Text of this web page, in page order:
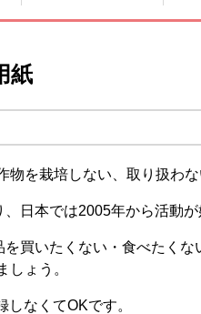
紙
を栽培しない、取り扱わな
日本では2005年から活動が
買いたくない・食べたく
しょう。
なくてOKです。